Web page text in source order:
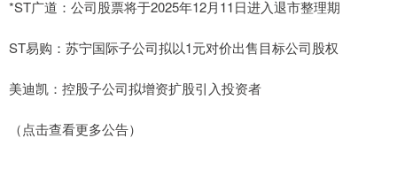
*ST广道：公司股票将于2025年12月11日进入退市整理期
ST易购：苏宁国际子公司拟以1元对价出售目标公司股权
美迪凯：控股子公司拟增资扩股引入投资者
（点击查看更多公告）